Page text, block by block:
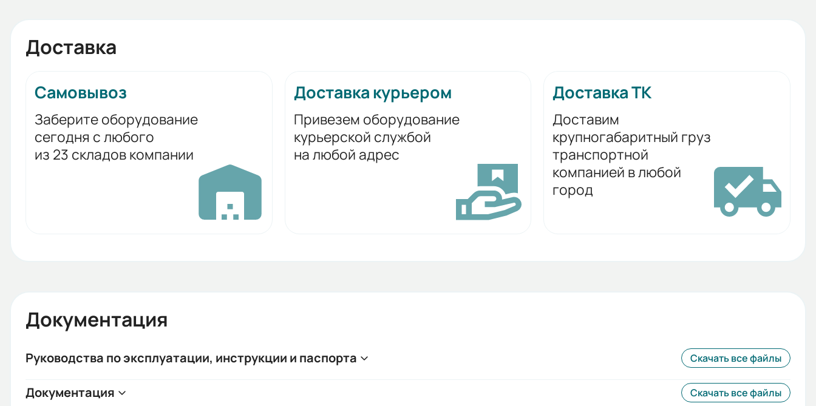
Доставка
Самовывоз
Заберите оборудование
сегодня с любого
из 23 складов компании
Доставка курьером
Привезем оборудование
курьерской службой
на любой адрес
Доставка ТК
Доставим
крупногабаритный груз
транспортной
компанией в любой
город
Документация
Руководства по эксплуатации, инструкции и паспорта Скачать все файлы
Документация Скачать все файлы